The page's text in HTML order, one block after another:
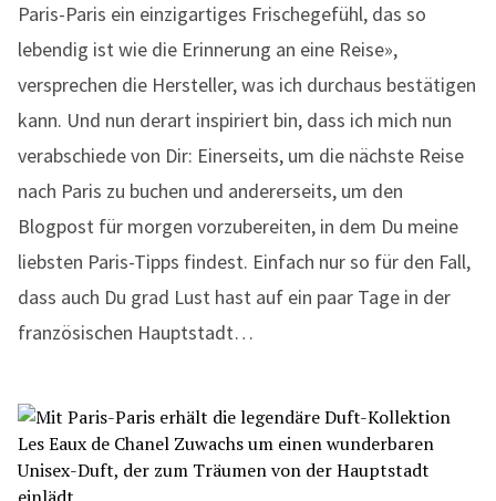
Paris-Paris ein einzigartiges Frischegefühl, das so
lebendig ist wie die Erinnerung an eine Reise»,
versprechen die Hersteller, was ich durchaus bestätigen
kann. Und nun derart inspiriert bin, dass ich mich nun
verabschiede von Dir: Einerseits, um die nächste Reise
nach Paris zu buchen und andererseits, um den
Blogpost für morgen vorzubereiten, in dem Du meine
liebsten Paris-Tipps findest. Einfach nur so für den Fall,
dass auch Du grad Lust hast auf ein paar Tage in der
französischen Hauptstadt…